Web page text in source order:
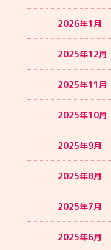
2026年1月
2025年12月
2025年11月
2025年10月
2025年9月
2025年8月
2025年7月
2025年6月